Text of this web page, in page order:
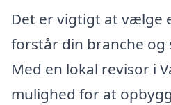
Det er vigtigt at vælge
forstår din branche og
Med en lokal revisor i
mulighed for at